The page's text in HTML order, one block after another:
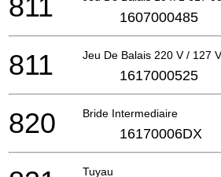
811 1607000485
Jeu De Balais 220 V / 127 V
811 1617000525
Bride Intermediaire
820 16170006DX
Tuyau